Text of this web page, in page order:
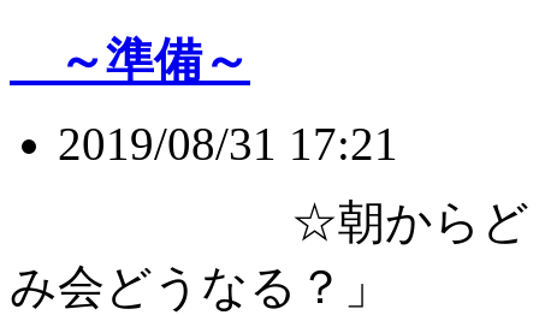
～準備～
2019/08/31 17:21
☆朝からどしゃ
み会どうなる？」